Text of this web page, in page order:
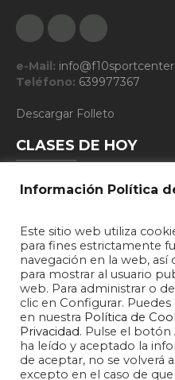
FacebookGoogle Plus
e-Mail:
Teléfono: 639977367
Descargar Folleto
CLASES DE HOY
19:15 - DEFENSA
20:15 - DEFENSA
Información Política
Este sitio web utiliza
para fines estrictamente
navegación en la web, así
para mostrar al usuario
web. Para administrar o
clic en Configurar.
en nuestra Política de
Privacidad. Pulse el
ha leído y aceptado la
de aceptar, no se volverá
excepto en el caso de